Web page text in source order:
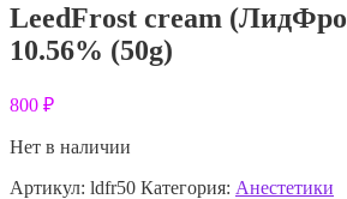
LeedFrost cream
10.56% (50g)
800 ₽
Нет в наличии
Артикул: ldfr50 Категория: Анестетики